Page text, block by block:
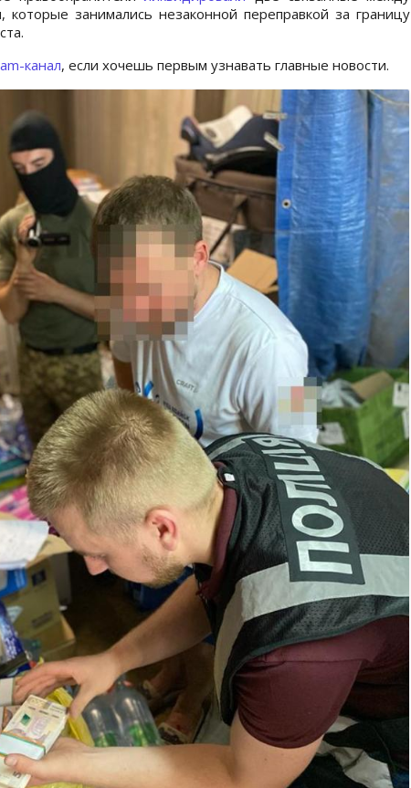
которые занимались незаконной переправкой за границу
канал, если хочешь первым узнавать главные новости.